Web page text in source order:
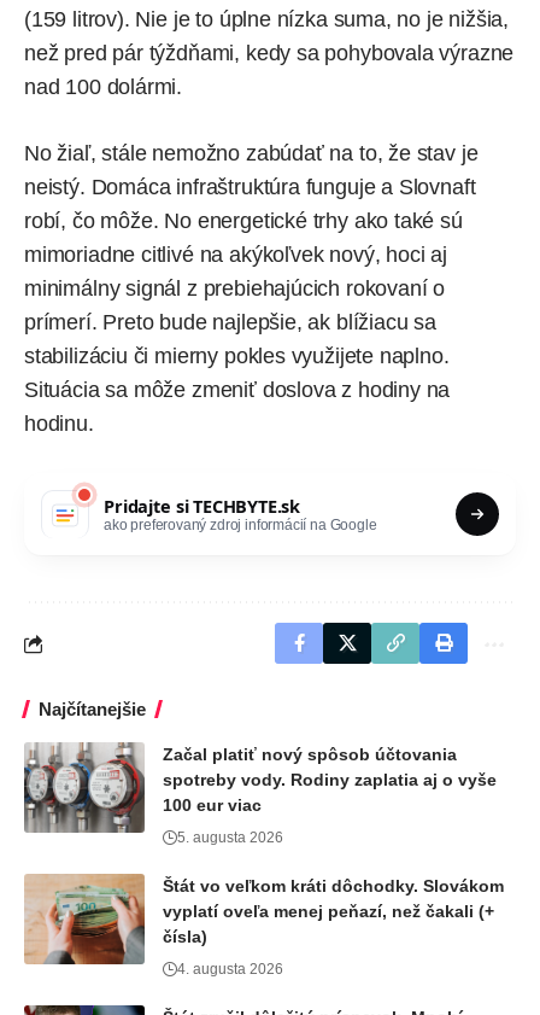
(159 litrov). Nie je to úplne nízka suma, no je nižšia,
než pred pár týždňami, kedy sa pohybovala výrazne
nad 100 dolármi.
No žiaľ, stále nemožno zabúdať na to, že stav je
neistý. Domáca infraštruktúra funguje a Slovnaft
robí, čo môže. No energetické trhy ako také sú
mimoriadne citlivé na akýkoľvek nový, hoci aj
minimálny signál z prebiehajúcich rokovaní o
prímerí. Preto bude najlepšie, ak blížiacu sa
stabilizáciu či mierny pokles využijete naplno.
Situácia sa môže zmeniť doslova z hodiny na
hodinu.
Pridajte siTECHBYTE.sk
ako preferovaný zdroj informácií na Google
Najčítanejšie
Začal platiť nový spôsob účtovania
spotreby vody. Rodiny zaplatia aj o vyše
100 eur viac
5. augusta 2026
Štát vo veľkom kráti dôchodky. Slovákom
vyplatí oveľa menej peňazí, než čakali (+
čísla)
4. augusta 2026